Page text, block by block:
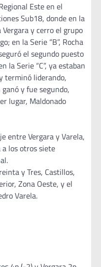
Este en el
Sub18, donde en la
Vergara y cerro el grupo
en la Serie “B”, Rocha
el segundo puesto
la Serie “C”, ya estaban
terminó liderando,
y fue segundo,
lugar, Maldonado
entre Vergara y Varela,
a los otros siete
y Tres, Castillos,
Zona Oeste, y el
Varela.